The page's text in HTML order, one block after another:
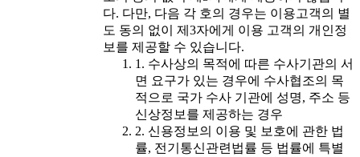
다. 다만, 다음 각 호의 경우는 이용고객의 별
도 동의 없이 제3자에게 이용 고객의 개인정
보를 제공할 수 있습니다.
1. 수사상의 목적에 따른 수사기관의 서
면 요구가 있는 경우에 수사협조의 목
적으로 국가 수사 기관에 성명, 주소 등
신상정보를 제공하는 경우
2. 신용정보의 이용 및 보호에 관한 법
률, 전기통신관련법률 등 법률에 특별